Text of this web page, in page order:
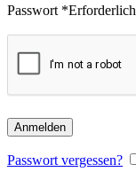
Passwort *Erforderlich
Anmelden
Passwort vergessen?